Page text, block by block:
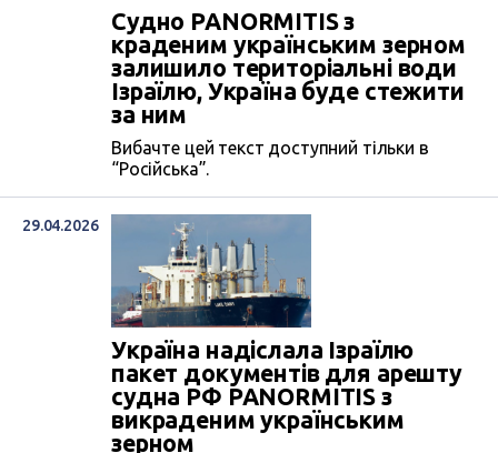
Судно PANORMITIS з
краденим українським зерном
залишило територіальні води
Ізраїлю, Україна буде стежити
за ним
Вибачте цей текст доступний тільки в
“Російська”.
29.04.2026
Україна надіслала Ізраїлю
пакет документів для арешту
судна РФ PANORMITIS з
викраденим українським
зерном